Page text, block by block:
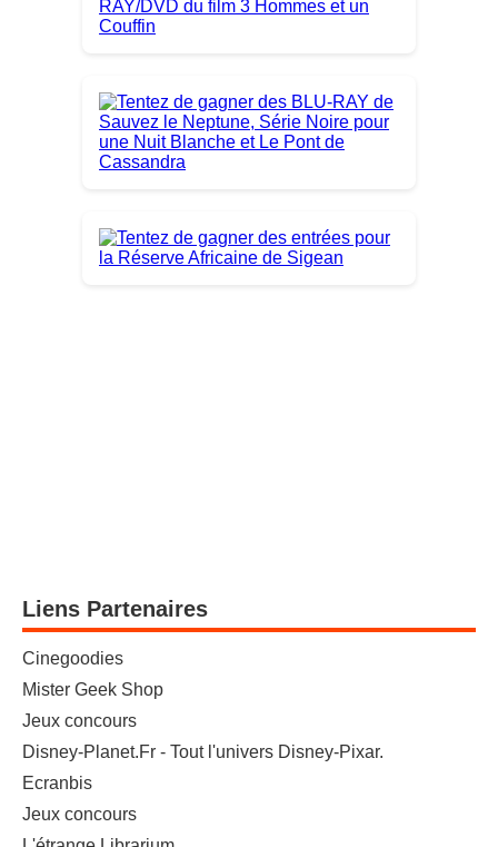
Liens Partenaires
Cinegoodies
Mister Geek Shop
Jeux concours
Disney-Planet.Fr - Tout l'univers Disney-Pixar.
Ecranbis
Jeux concours